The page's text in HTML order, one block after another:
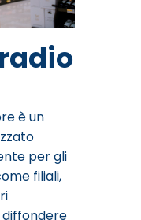
è un
per gli
filiali,